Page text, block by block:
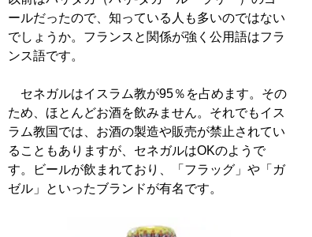
ールだったので、知っている人も多いのではない
でしょうか。フランスと関係が強く公用語はフラ
ンス語です。
セネガルはイスラム教が95％を占めます。その
ため、ほとんどお酒を飲みません。それでもイス
ラム教国では、お酒の製造や販売が禁止されてい
ることもありますが、セネガルはOKのようで
す。ビールが飲まれており、「フラッグ」や「ガ
ゼル」といったブランドが有名です。